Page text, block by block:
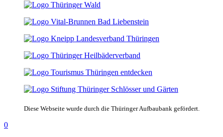
Diese Webseite wurde durch die Thüringer Aufbaubank gefördert.
0